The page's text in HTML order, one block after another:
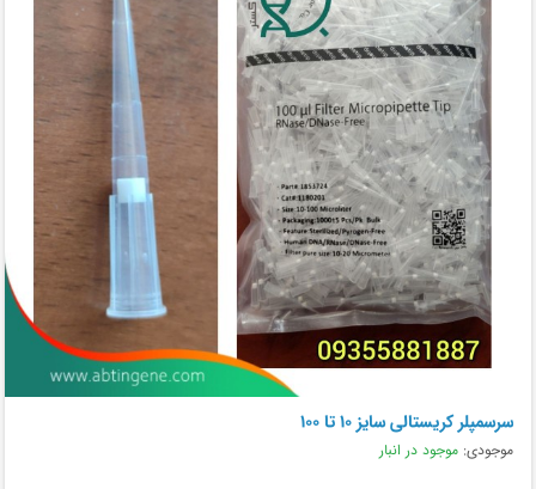
سرسمپلر کریستالی سایز 10 تا 100
موجودی: موجود در انبار